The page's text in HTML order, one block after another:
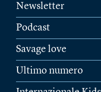
Newsletter
Podcast
Savage love
Ultimo numero